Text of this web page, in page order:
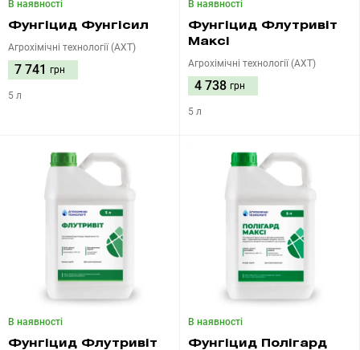
В наявності
Фунгіцид Фунгісил
Агрохімічні технології (АХТ)
7 741 грн
5 л
В наявності
Фунгіцид Флутривіт
Максі
Агрохімічні технології (АХТ)
4 738 грн
5 л
В наявності
Фунгіцид Флутривіт
В наявності
Фунгіцид Полігард